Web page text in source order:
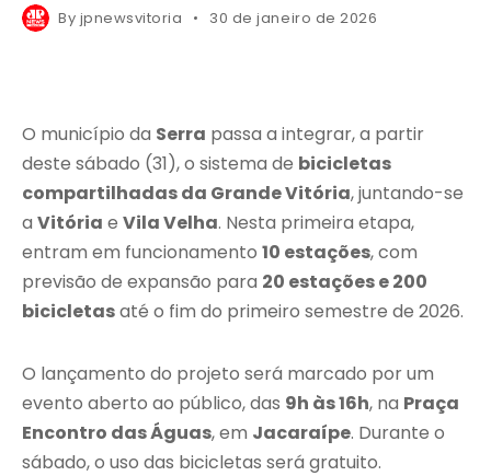
By jpnewsvitoria 30 de janeiro de 2026
O município da Serra passa a integrar, a partir
deste sábado (31), o sistema de bicicletas
compartilhadas da Grande Vitória, juntando-se
a Vitória e Vila Velha. Nesta primeira etapa,
entram em funcionamento 10 estações, com
previsão de expansão para 20 estações e 200
bicicletasaté o fim do primeiro semestre de 2026.
O lançamento do projeto será marcado por um
evento aberto ao público, das 9h às 16h, na Praça
Encontro das Águas, em Jacaraípe. Durante o
sábado, o uso das bicicletas será gratuito.